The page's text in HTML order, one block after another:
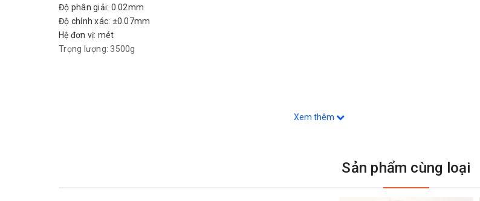
Độ phân giải: 0.02mm
Độ chính xác: ±0.07mm
Hệ đơn vị: mét
Trọng lượng: 3500g
Xem thêm
Sản phẩm cùng loại